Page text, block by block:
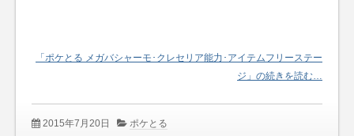
「ポケとる メガバシャーモ･クレセリア能力･アイテムフリーステー
ジ」の続きを読む…
2015年7月20日 ポケとる